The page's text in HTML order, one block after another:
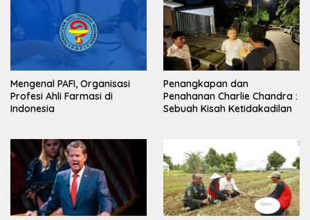
Mengenal PAFI, Organisasi
Profesi Ahli Farmasi di
Indonesia
Penangkapan dan
Penahanan Charlie Chandra :
Sebuah Kisah Ketidakadilan